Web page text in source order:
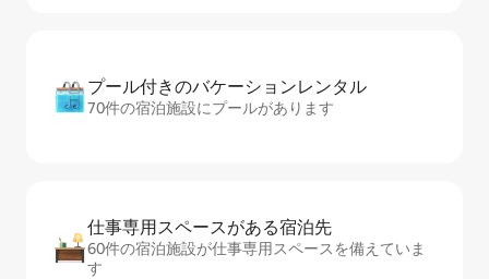
プール付きのバ⁠ケ⁠ー⁠シ⁠ョ⁠ンレ⁠ン⁠タ⁠ル
70件の宿泊施設にプールがあります
仕事専用ス⁠ペ⁠ー⁠スがあ⁠る宿⁠泊⁠先
60件の宿泊施設が仕事専用スペースを備えていま
す